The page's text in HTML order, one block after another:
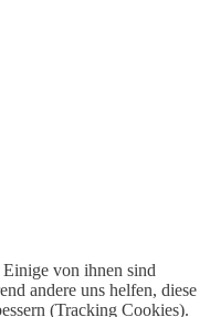
von ihnen sind
andere uns helfen, diese
(Tracking Cookies).